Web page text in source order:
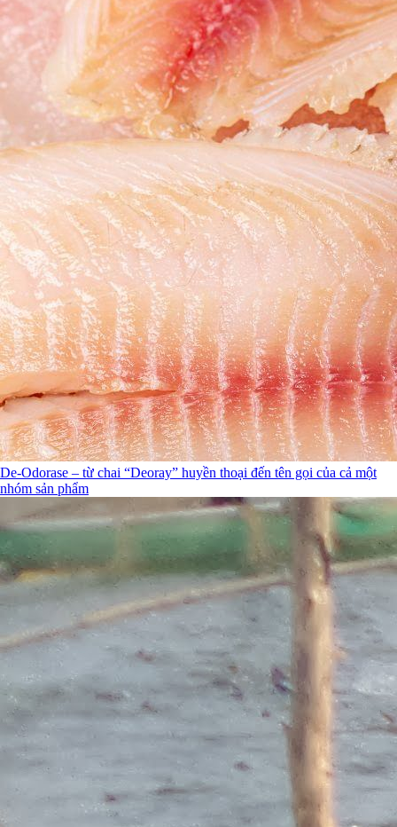
De-Odorase – từ chai “Deoray” huyền thoại đến tên gọi của cả một
nhóm sản phẩm